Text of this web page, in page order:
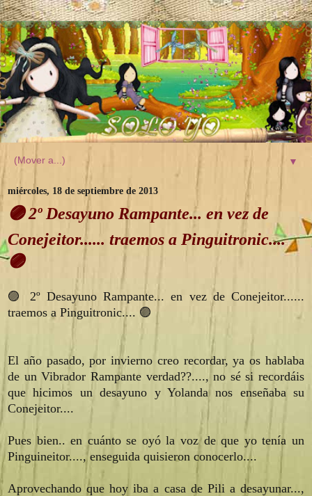
▼
miércoles, 18 de septiembre de 2013
🟣 2º Desayuno Rampante... en vez de
Conejeitor...... traemos a Pinguitronic....
🟣
🟣 2º Desayuno Rampante... en vez de Conejeitor......
traemos a Pinguitronic.... 🟣
El año pasado, por invierno creo recordar, ya os hablaba
de un Vibrador Rampante verdad??...., no sé si recordáis
que hicimos un desayuno y Yolanda nos enseñaba su
Conejeitor....
Pues bien.. en cuánto se oyó la voz de que yo tenía un
Pinguineitor...., enseguida quisieron conocerlo....
Aprovechando que hoy iba a casa de Pili a desayunar...,